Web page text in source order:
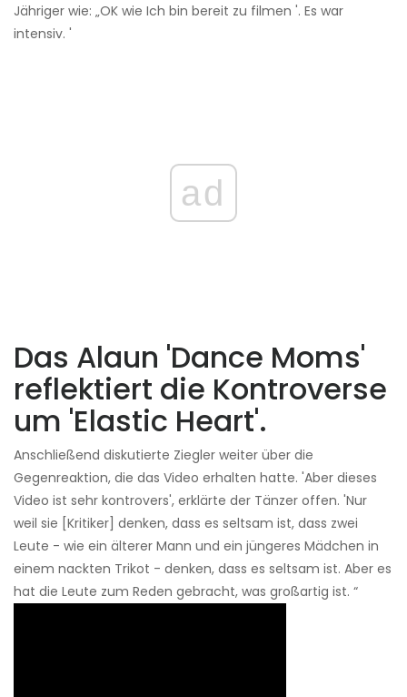
Jähriger wie: „OK wie Ich bin bereit zu filmen '. Es war
intensiv. '
ad
Das Alaun 'Dance Moms'
reflektiert die Kontroverse
um 'Elastic Heart'.
Anschließend diskutierte Ziegler weiter über die
Gegenreaktion, die das Video erhalten hatte. 'Aber dieses
Video ist sehr kontrovers', erklärte der Tänzer offen. 'Nur
weil sie [Kritiker] denken, dass es seltsam ist, dass zwei
Leute - wie ein älterer Mann und ein jüngeres Mädchen in
einem nackten Trikot - denken, dass es seltsam ist. Aber es
hat die Leute zum Reden gebracht, was großartig ist. “